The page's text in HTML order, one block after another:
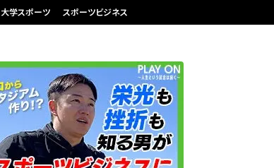
大学スポーツ スポーツビジネス